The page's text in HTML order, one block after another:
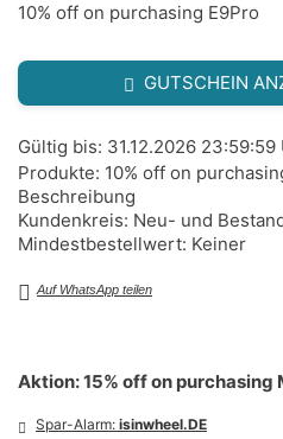
10% off on purchasing E9Pro
GUTSCHEIN
Gültig bis: 31.12.2026 23:59:59
Produkte: 10% off on
Beschreibung
Kundenkreis: Neu- und
Mindestbestellwert: Keiner
Auf WhatsApp teilen
Aktion: 15% off on purchasing
Spar-Alarm: isinwheel.DE